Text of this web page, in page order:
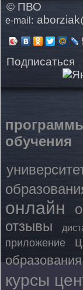
© ПВО
e-mail:
Подписаться
обучения
онлайн
отзывы
приложение
курсы